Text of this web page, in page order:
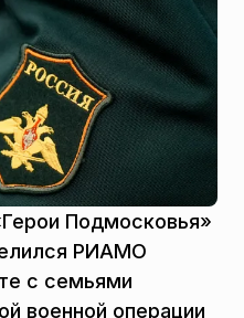
Подмосковья»
РИАМО
с семьями
военной операции